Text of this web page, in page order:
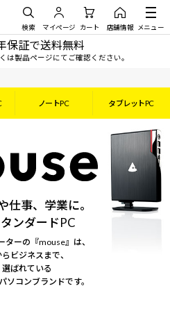
検索 マイページ カート 店舗情報 メニュー
保証で送料無料
は製品ページにてご確認ください。
ノートPC タブレットPC
仕事、学業に。
ンダードPC
ターの『mouse』は、
ビジネスまで、
選ばれている
ソコンブランドです。